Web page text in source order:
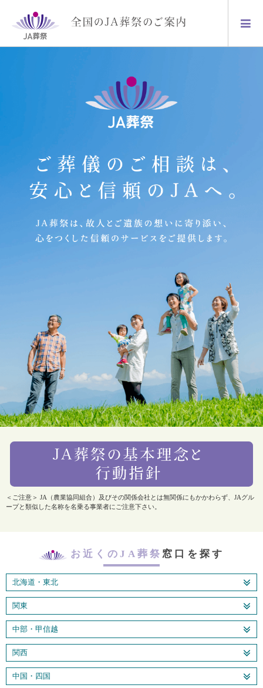
＜ご注意＞ JA（農業協同組合）及びその関係会社とは無関係にもかかわらず、JAグル
ープと類似した名称を名乗る事業者にご注意下さい。
お近くのJA葬祭 窓口を探す
北海道・東北
関東
中部・甲信越
関西
中国・四国